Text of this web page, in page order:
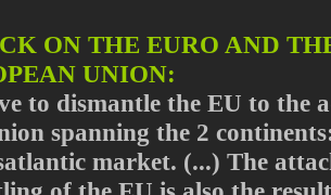
ON THE EURO AND
UNION:
to dismantle the EU to the
spanning the 2
market. (...) The